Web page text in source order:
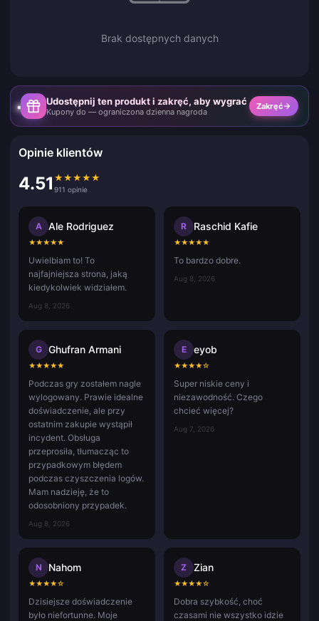
Brak dostępnych danych
Udostępnij ten produkt i zakręć, aby wygrać
Kupony do — ograniczona dzienna nagroda
Zakręć
Opinie klientów
4.51 ★ ★ ★ ★ ★
911 opinie
A Ale Rodriguez
★★★★★
Uwielbiam to! To
najfajniejsza strona, jaką
kiedykolwiek widziałem.
Aug 8, 2026
R Raschid Kafie
★★★★★
To bardzo dobre.
Aug 8, 2026
G Ghufran Armani
★★★★★
Podczas gry zostałem nagle
wylogowany. Prawie idealne
doświadczenie, ale przy
ostatnim zakupie wystąpił
incydent. Obsługa
przeprosiła, tłumacząc to
przypadkowym błędem
podczas czyszczenia logów.
Mam nadzieję, że to
odosobniony przypadek.
Aug 8, 2026
E eyob
★★★★☆
Super niskie ceny i
niezawodność. Czego
chcieć więcej?
Aug 7, 2026
N Nahom
★★★★☆
Dzisiejsze doświadczenie
było niefortunne. Moje
Z Zian
★★★★☆
Dobra szybkość, choć
czasami nie wszystko idzie